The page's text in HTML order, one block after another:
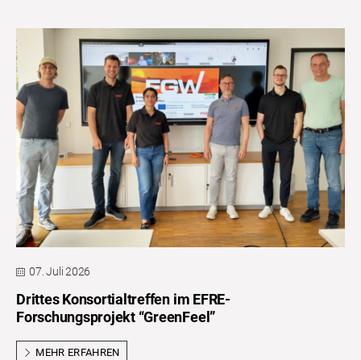
07. Juli 2026
Drittes Konsortialtreffen im EFRE-
Forschungsprojekt “GreenFeel”
MEHR ERFAHREN